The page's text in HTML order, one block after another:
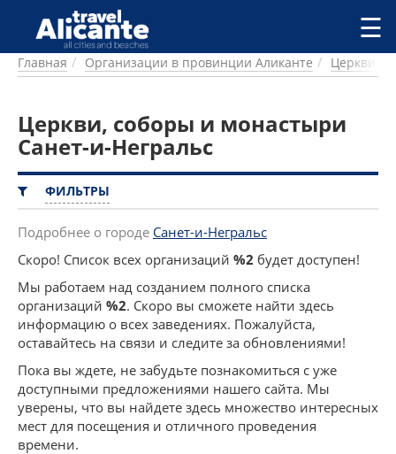
Перейти к основному содержанию
ГОРОДА
ПИТАНИЕ
ПРОЖИВАНИЕ
ДОСТОПРИМЕЧАТЕЛЬНОСТИ
КЕМПИНГ
КОМАРКИ (РАЙОНЫ)
РЕЦЕПТЫ
ПРЕДЛОЖЕНИЯ
СТАТЬИ
УСЛУГИ
☰
Главная Организации в провинции Аликанте Церкви,
Церкви, соборы и монастыри
Санет-и-Негральс
ФИЛЬТРЫ
Подробнее о городе Санет-и-Негральс
Скоро! Список всех организаций %2 будет доступен!
Мы работаем над созданием полного списка
организаций %2. Скоро вы сможете найти здесь
информацию о всех заведениях. Пожалуйста,
оставайтесь на связи и следите за обновлениями!
Пока вы ждете, не забудьте познакомиться с уже
доступными предложениями нашего сайта. Мы
уверены, что вы найдете здесь множество интересных
мест для посещения и отличного проведения
времени.